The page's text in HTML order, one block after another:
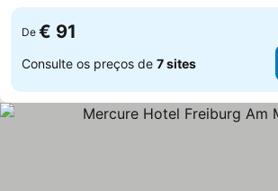
De € 91
Consulte os preços de 7 sites